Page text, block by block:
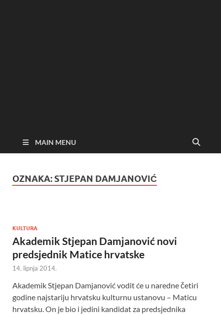
MAIN MENU
OZNAKA: STJEPAN DAMJANOVIĆ
KULTURA
Akademik Stjepan Damjanović novi
predsjednik Matice hrvatske
14. lipnja 2014.
Akademik Stjepan Damjanović vodit će u naredne četiri
godine najstariju hrvatsku kulturnu ustanovu – Maticu
hrvatsku. On je bio i jedini kandidat za predsjednika